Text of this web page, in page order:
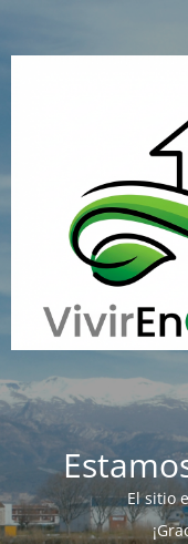
El sitio